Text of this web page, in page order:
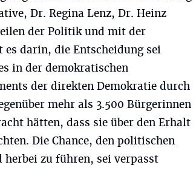
Dr. Regina Lenz, Dr. Heinz
der Politik und mit der
darin, die Entscheidung sei
in der demokratischen
der direkten Demokratie durch
mehr als 3.500 Bürgerinnen
hätten, dass sie über den Erhalt
Die Chance, den politischen
herbei zu führen, sei verpasst